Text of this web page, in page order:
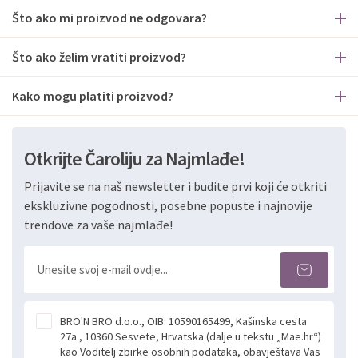
Što ako mi proizvod ne odgovara?
Što ako želim vratiti proizvod?
Kako mogu platiti proizvod?
Otkrijte Čaroliju za Najmlađe!
Prijavite se na naš newsletter i budite prvi koji će otkriti
ekskluzivne pogodnosti, posebne popuste i najnovije
trendove za vaše najmlađe!
BRO'N BRO d.o.o., OIB: 10590165499, Kašinska cesta
27a , 10360 Sesvete, Hrvatska (dalje u tekstu „Mae.hr“)
kao Voditelj zbirke osobnih podataka, obavještava Vas